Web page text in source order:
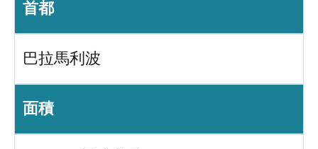
首都
巴拉馬利波
面積